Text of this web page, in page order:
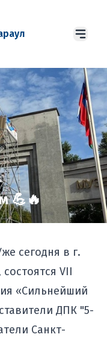
💪🔥
сегодня в г.
VII
«Сильнейший
ДПК "5-
Санкт-